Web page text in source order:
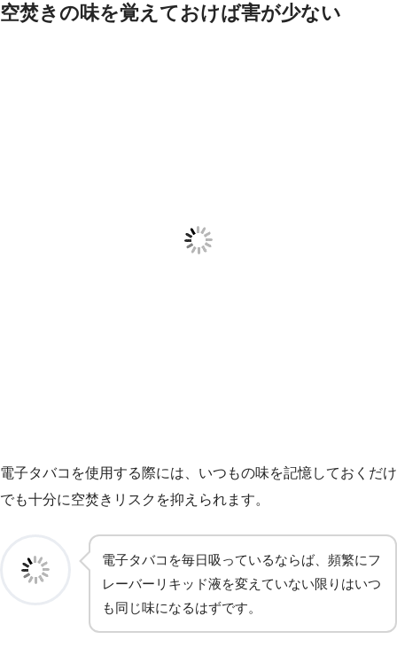
空焚きの味を覚えておけば害が少ない
電子タバコを使用する際には、いつもの味を記憶しておくだけ
でも十分に空焚きリスクを抑えられます。
電子タバコを毎日吸っているならば、頻繁にフ
レーバーリキッド液を変えていない限りはいつ
も同じ味になるはずです。